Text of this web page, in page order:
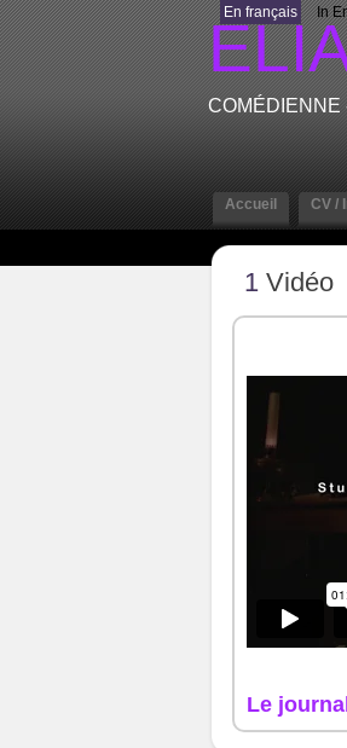
En français In
COMÉDIENNE
Accueil CV /
1 Vidéo
Le